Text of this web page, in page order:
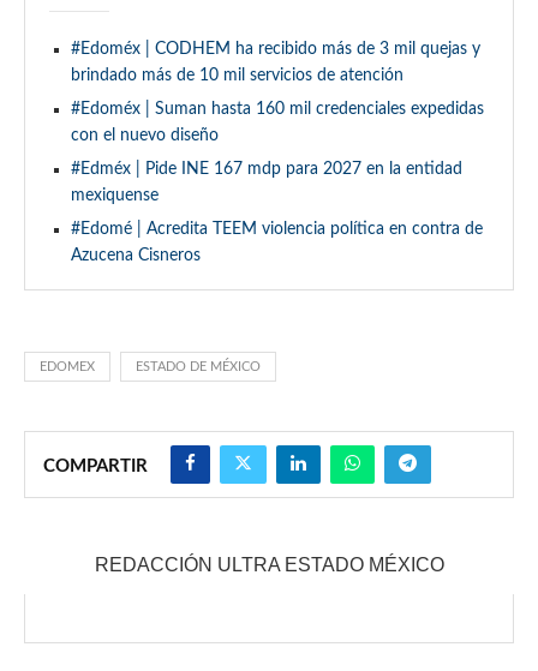
#Edoméx | CODHEM ha recibido más de 3 mil quejas y
brindado más de 10 mil servicios de atención
#Edoméx | Suman hasta 160 mil credenciales expedidas
con el nuevo diseño
#Edméx | Pide INE 167 mdp para 2027 en la entidad
mexiquense
#Edomé | Acredita TEEM violencia política en contra de
Azucena Cisneros
EDOMEX ESTADO DE MÉXICO
COMPARTIR
REDACCIÓN ULTRA ESTADO MÉXICO